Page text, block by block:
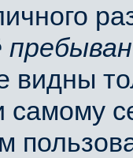
видны
самому